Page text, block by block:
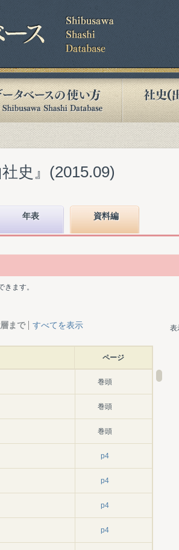
史』(2015.09)
年表 資料編
ます。
まで すべてを表示 表
ページ
巻頭
巻頭
巻頭
p4
p4
p4
p4